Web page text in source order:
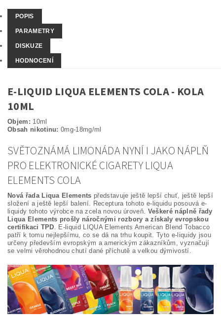
POPIS
PARAMETRY
DISKUZE
HODNOCENÍ
E-LIQUID LIQUA ELEMENTS COLA - KOLA
10ML
Objem: 10ml
Obsah nikotinu: 0mg-18mg/ml
SVĚTOZNÁMÁ LIMONÁDA NYNÍ I JAKO NÁPLŇ
PRO ELEKTRONICKÉ CIGARETY LIQUA
ELEMENTS COLA
Nová řada Liqua Elements představuje ještě lepší chuť, ještě lepší
složení a ještě lepší balení. Receptura tohoto e-liquidu posouvá e-
liquidy tohoto výrobce na zcela novou úroveň. Veškeré náplně řady
Liqua Elements prošly náročnými rozbory a získaly evropskou
certifikaci TPD. E-liquid LIQUA Elements American Blend Tobacco
patří k tomu nejlepšímu, co se dá na trhu koupit. Tyto e-liquidy jsou
určeny především evropským a americkým zákazníkům, vyznačují
se velmi věrohodnou chutí dané příchutě a velkou dýmivostí.